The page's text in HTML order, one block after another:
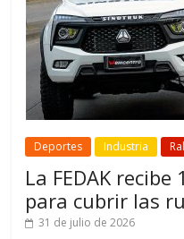
Deportes Industria
La FEDAK
para cubrir las
31 de julio de 2026